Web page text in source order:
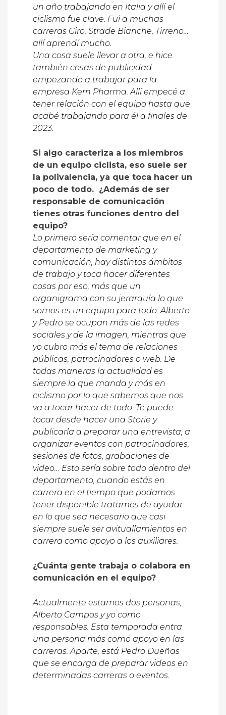
un año trabajando en Italia y allí el
ciclismo fue clave. Fui a muchas
carreras Giro, Strade Bianche, Tirreno…
allí aprendí mucho.
Una cosa suele llevar a otra, e hice
también cosas de publicidad
empezando a trabajar para la
empresa Kern Pharma. Allí empecé a
tener relación con el equipo hasta que
acabé trabajando para él a finales de
2023.
Si algo caracteriza a los miembros
de un equipo ciclista, eso suele ser
la polivalencia, ya que toca hacer un
poco de todo. ¿Además de ser
responsable de comunicación
tienes otras funciones dentro del
equipo?
Lo primero sería comentar que en el
departamento de marketing y
comunicación, hay distintos ámbitos
de trabajo y toca hacer diferentes
cosas por eso, más que un
organigrama con su jerarquía lo que
somos es un equipo para todo. Alberto
y Pedro se ocupan más de las redes
sociales y de la imagen, mientras que
yo cubro más el tema de relaciones
públicas, patrocinadores o web. De
todas maneras la actualidad es
siempre la que manda y más en
ciclismo por lo que sabemos que nos
va a tocar hacer de todo. Te puede
tocar desde hacer una Storie y
publicarla a preparar una entrevista, a
organizar eventos con patrocinadores,
sesiones de fotos, grabaciones de
video… Esto sería sobre todo dentro del
departamento, cuando estás en
carrera en el tiempo que podamos
tener disponible tratamos de ayudar
en lo que sea necesario que casi
siempre suele ser avituallamientos en
carrera como apoyo a los auxiliares.
¿Cuánta gente trabaja o colabora en
comunicación en el equipo?
Actualmente estamos dos personas,
Alberto Campos y yo como
responsables. Esta temporada entra
una persona más como apoyo en las
carreras. Aparte, está Pedro Dueñas
que se encarga de preparar videos en
determinadas carreras o eventos.